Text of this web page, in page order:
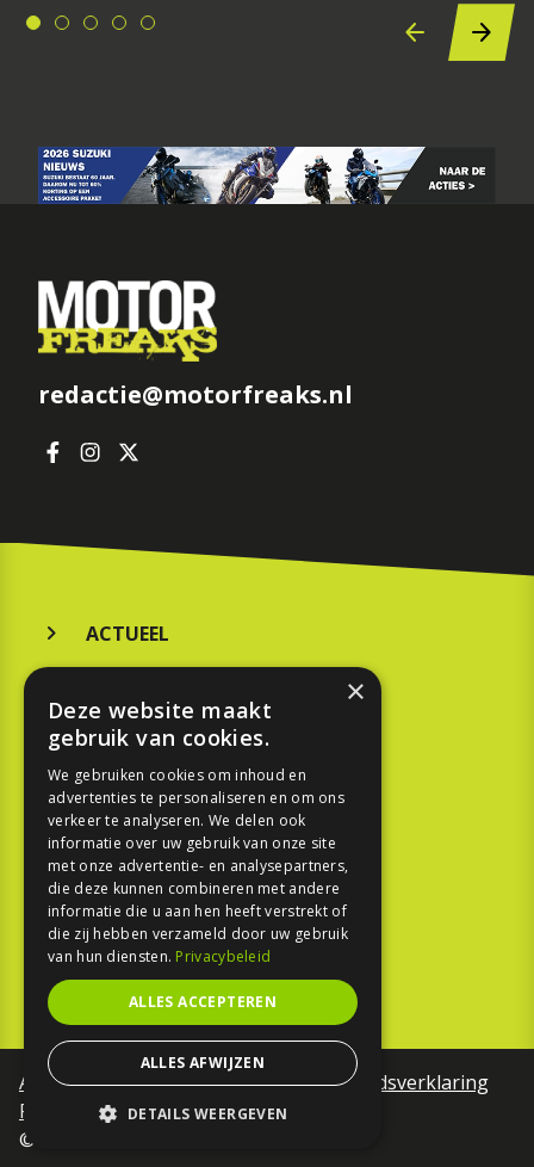
redactie@motorfreaks.nl
ACTUEEL
KOOPGIDS
TESTEN
SPORT
REPORTAGE
TOUREN
NIEUWSBRIEF
Algemene voorwaardenToegankelijkheidsverklaring
Privacy Policy
©Motorfreaks 2026
×
Deze website maakt
gebruik van cookies.
We gebruiken cookies om inhoud en
advertenties te personaliseren en om ons
verkeer te analyseren. We delen ook
informatie over uw gebruik van onze site
met onze advertentie- en analysepartners,
die deze kunnen combineren met andere
informatie die u aan hen heeft verstrekt of
die zij hebben verzameld door uw gebruik
van hun diensten. Privacybeleid
ALLES ACCEPTEREN
ALLES AFWIJZEN
DETAILS WEERGEVEN